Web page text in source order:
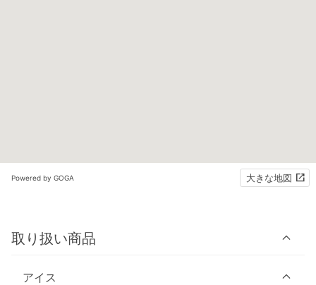
Powered by GOGA 大きな地図
取り扱い商品
アイス